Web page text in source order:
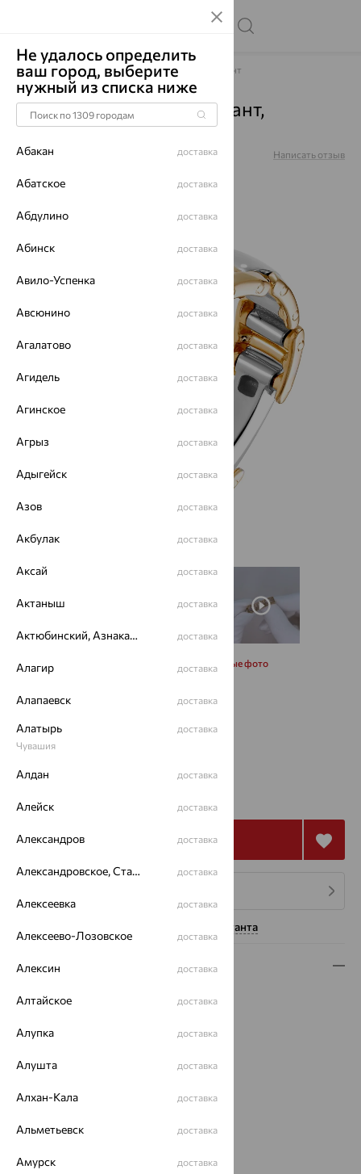
Главная Каталог Для мужчин Бриллиант
Кольцо, золото, бриллиант,
красный, 01-0290
Артикул: Написать отзыв
Запросить дополнительные фото
Размеры:
20
123 210
Купить
Нужна помощь консультанта
Описание
Вид изделия:
Металл:
Проба:585
Бренд:БРИЛЛИАНТЫ КОСТРОМЫ
Вес металла:
Не удалось определить
ваш город, выберите
нужный из списка ниже
Абакан доставка
Абатское доставка
Абдулино доставка
Абинск доставка
Авило-Успенка доставка
Авсюнино доставка
Агалатово доставка
Агидель доставка
Агинское доставка
Агрыз доставка
Адыгейск доставка
Азов доставка
Акбулак доставка
Аксай доставка
Актаныш доставка
Актюбинский, Азнакаевский район доставка
Алагир доставка
Алапаевск доставка
Алатырь
Чувашия
доставка
Алдан доставка
Алейск доставка
Александров доставка
Александровское, Ставропольский край доставка
Алексеевка доставка
Алексеево-Лозовское доставка
Алексин доставка
Алтайское доставка
Алупка доставка
Алушта доставка
Алхан-Кала доставка
Альметьевск доставка
Амурск доставка